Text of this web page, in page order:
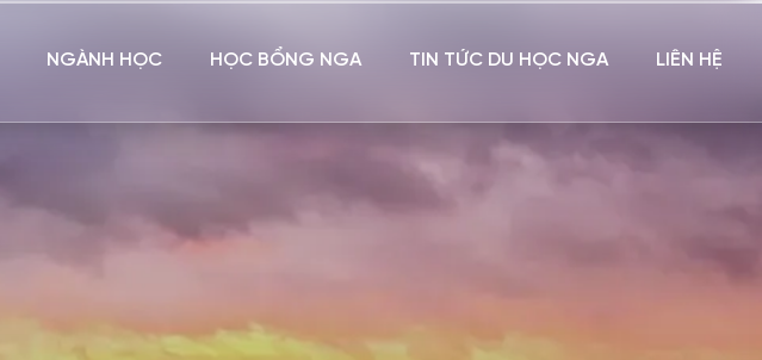
NGÀNH HỌC HỌC BỔNG NGA TIN TỨC DU HỌC NGA LIÊN HỆ